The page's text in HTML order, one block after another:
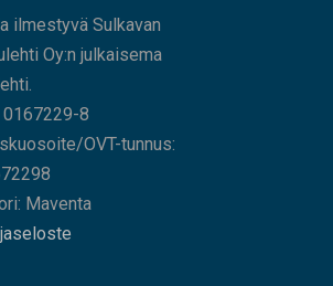
ilmestyvä Sulkavan
Oy:n julkaisema
0167229-8
OVT-tunnus:
Maventa